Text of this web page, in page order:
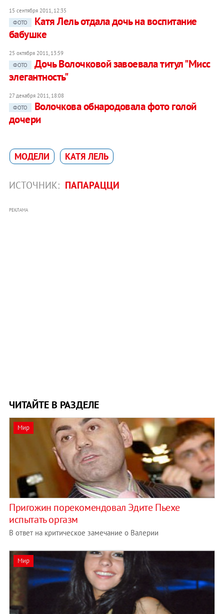
15 сентября 2011, 12:35
ФОТО
Катя Лель отдала дочь на воспитание
бабушке
25 октября 2011, 13:59
ФОТО
Дочь Волочковой завоевала титул "Мисс
элегантность"
27 декабря 2011, 18:08
ФОТО
Волочкова обнародовала фото голой
дочери
МОДЕЛИ КАТЯ ЛЕЛЬ
ИСТОЧНИК: ПАПАРАЦЦИ
РЕКЛАМА
ЧИТАЙТЕ В РАЗДЕЛЕ
Мир
Пригожин порекомендовал Эдите Пьехе
испытать оргазм‎
В ответ на критическое замечание о Валерии
Мир